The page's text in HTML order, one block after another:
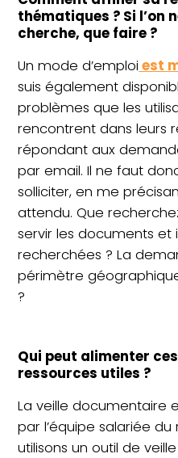
thématiques ? Si l’on
cherche, que faire ?
Un mode d’emploi est
suis également
problèmes que les
rencontrent dans leurs
répondant aux
par email. Il ne faut
solliciter, en me
attendu. Que
servir les documents et
recherchées ? La
périmètre
?
Qui peut alimenter
ressources utiles ?
La veille documentaire
par l’équipe salariée du
utilisons un outil de